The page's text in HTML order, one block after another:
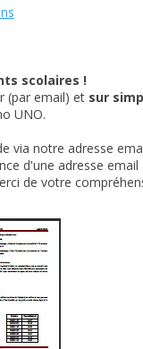
scolaires !
(par email) et sur
UNO.
via notre adresse
d'une adresse
de votre